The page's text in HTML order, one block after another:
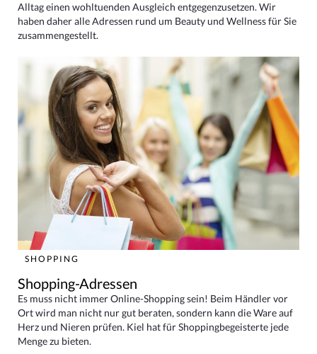
Alltag einen wohltuenden Ausgleich entgegenzusetzen. Wir
haben daher alle Adressen rund um Beauty und Wellness für Sie
zusammengestellt.
SHOPPING
Shopping-Adressen
Es muss nicht immer Online-Shopping sein! Beim Händler vor
Ort wird man nicht nur gut beraten, sondern kann die Ware auf
Herz und Nieren prüfen. Kiel hat für Shoppingbegeisterte jede
Menge zu bieten.